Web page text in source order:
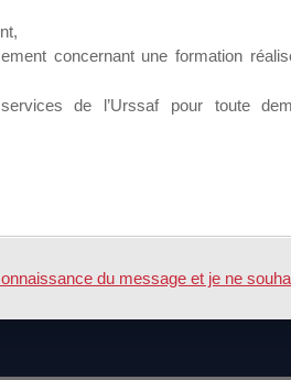
concernant une formation
de l’Urssaf pour toute
du message et je ne